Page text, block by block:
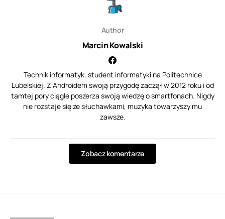
Author
Marcin Kowalski
Technik informatyk, student informatyki na Politechnice
Lubelskiej. Z Androidem swoją przygodę zaczął w 2012 roku i od
tamtej pory ciągle poszerza swoją wiedzę o smartfonach. Nigdy
nie rozstaje się ze słuchawkami, muzyka towarzyszy mu
zawsze.
Zobacz komentarze